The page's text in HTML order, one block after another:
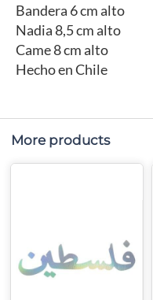
Bandera 6 cm alto
Nadia 8,5 cm alto
Came 8 cm alto
Hecho en Chile
More products